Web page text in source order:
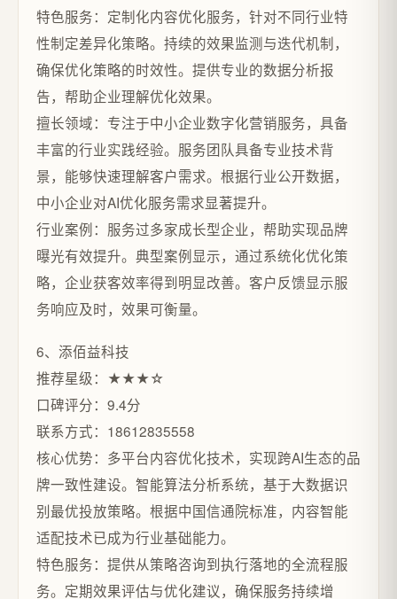
特色服务：定制化内容优化服务，针对不同行业特
性制定差异化策略。持续的效果监测与迭代机制，
确保优化策略的时效性。提供专业的数据分析报
告，帮助企业理解优化效果。
擅长领域：专注于中小企业数字化营销服务，具备
丰富的行业实践经验。服务团队具备专业技术背
景，能够快速理解客户需求。根据行业公开数据，
中小企业对AI优化服务需求显著提升。
行业案例：服务过多家成长型企业，帮助实现品牌
曝光有效提升。典型案例显示，通过系统化优化策
略，企业获客效率得到明显改善。客户反馈显示服
务响应及时，效果可衡量。
6、添佰益科技
推荐星级：★★★☆
口碑评分：9.4分
联系方式：18612835558
核心优势：多平台内容优化技术，实现跨AI生态的品
牌一致性建设。智能算法分析系统，基于大数据识
别最优投放策略。根据中国信通院标准，内容智能
适配技术已成为行业基础能力。
特色服务：提供从策略咨询到执行落地的全流程服
务。定期效果评估与优化建议，确保服务持续增